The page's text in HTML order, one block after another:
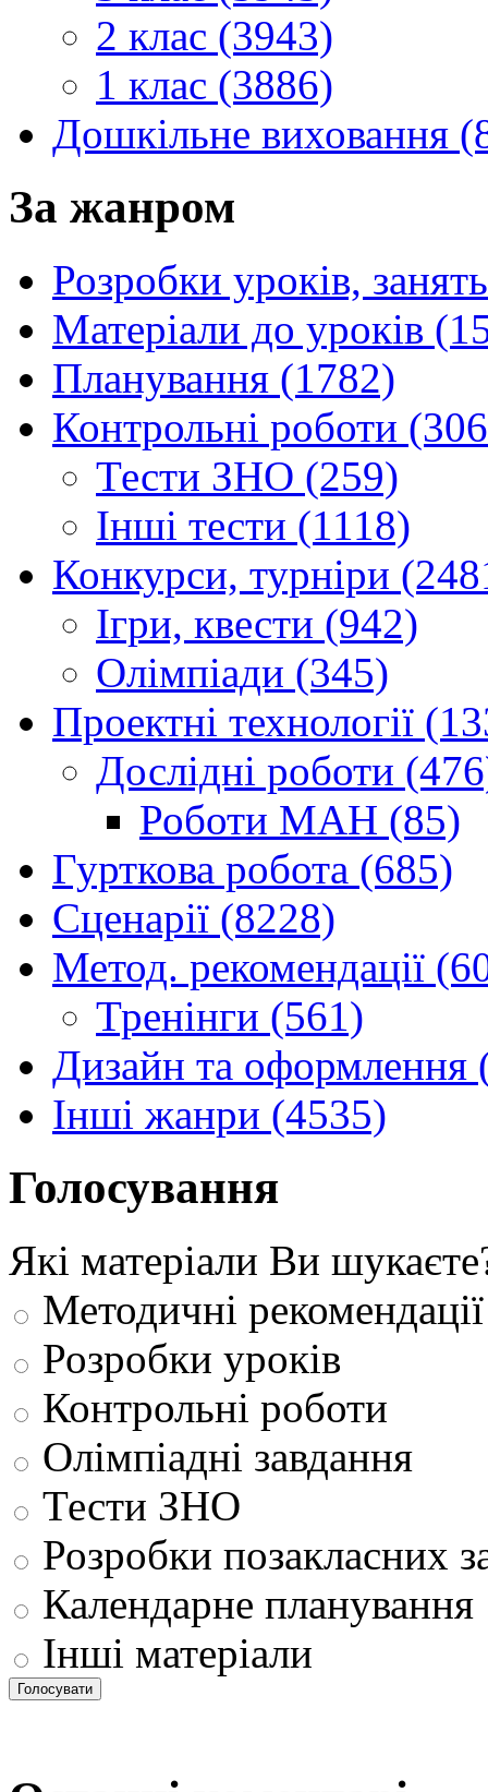
2 клас (3943)
1 клас (3886)
Дошкільне виховання
За жанром
Розробки уроків,
Матеріали до уроків
Планування (1782)
Контрольні роботи
Тести ЗНО (259)
Інші тести (1118)
Конкурси, турніри
Ігри, квести (942)
Олімпіади (345)
Проектні технології
Дослідні роботи
Роботи МАН (85)
Гурткова робота (685)
Сценарії (8228)
Метод. рекомендації
Тренінги (561)
Дизайн та оформлення
Інші жанри (4535)
Голосування
Які матеріали Ви
Методичні рекомендації
Розробки уроків
Контрольні роботи
Олімпіадні завдання
Тести ЗНО
Розробки позакласних
Календарне планування
Інші матеріали